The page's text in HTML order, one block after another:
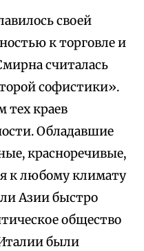
своей
к торговле и
считалась
софистики».
тех краев
Обладавшие
красноречивые,
к любому климату
Азии быстро
общество
были